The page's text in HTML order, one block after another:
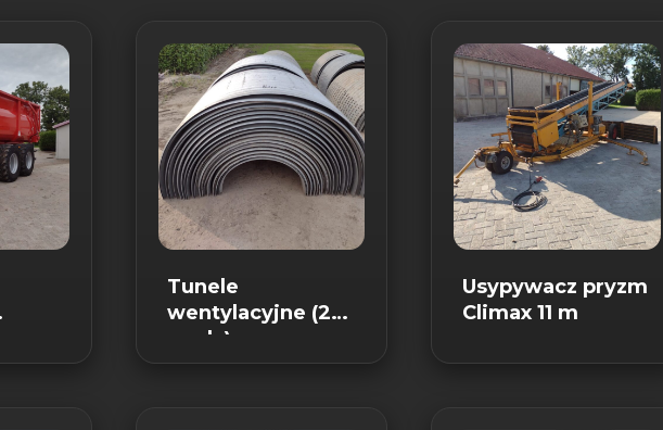
Tunele
wentylacyjne (2
rzędy)
Usypywacz pryzm
Climax 11 m